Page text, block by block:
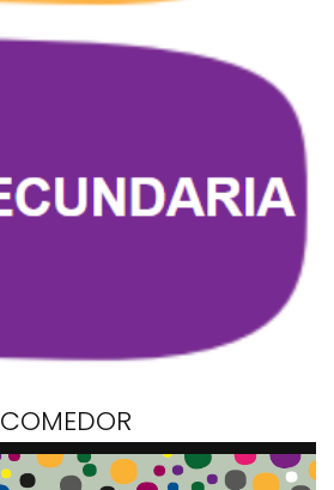
COMEDOR